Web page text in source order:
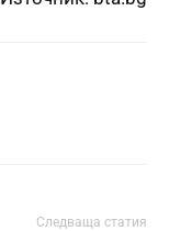
Следваща статия